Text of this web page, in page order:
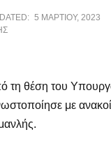
5 ΜΑΡΤΊΟΥ, 2023
τη θέση του
με